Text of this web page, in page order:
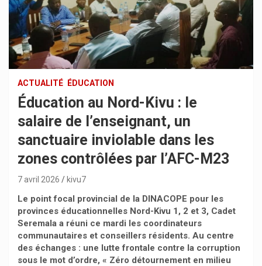
ACTUALITÉ ÉDUCATION
Éducation au Nord-Kivu : le
salaire de l’enseignant, un
sanctuaire inviolable dans les
zones contrôlées par l’AFC-M23
7 avril 2026 kivu7
Le point focal provincial de la DINACOPE pour les
provinces éducationnelles Nord-Kivu 1, 2 et 3, Cadet
Seremala a réuni ce mardi les coordinateurs
communautaires et conseillers résidents. Au centre
des échanges : une lutte frontale contre la corruption
sous le mot d’ordre, « Zéro détournement en milieu